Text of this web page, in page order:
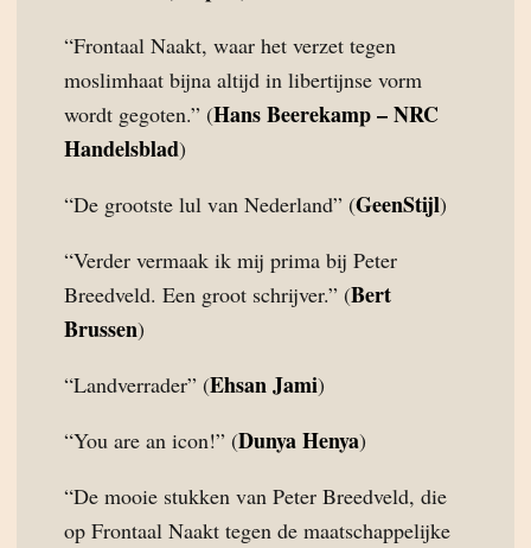
“Frontaal Naakt, waar het verzet tegen
moslimhaat bijna altijd in libertijnse vorm
wordt gegoten.” (Hans Beerekamp – NRC
Handelsblad)
“De grootste lul van Nederland” (GeenStijl)
“Verder vermaak ik mij prima bij Peter
Breedveld. Een groot schrijver.” (Bert
Brussen)
“Landverrader” (Ehsan Jami)
“You are an icon!” (Dunya Henya)
“De mooie stukken van Peter Breedveld, die
op Frontaal Naakt tegen de maatschappelijke